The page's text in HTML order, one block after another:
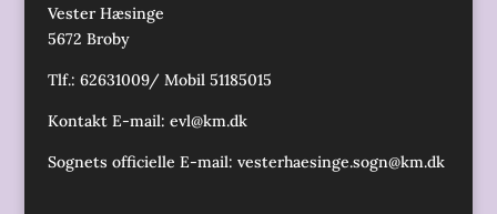
Vester Hæsinge
5672 Broby
Tlf.: 62631009/ Mobil 51185015
Kontakt E-mail: evl@km.dk
Sognets officielle E-mail: vesterhaesinge.sogn@km.dk